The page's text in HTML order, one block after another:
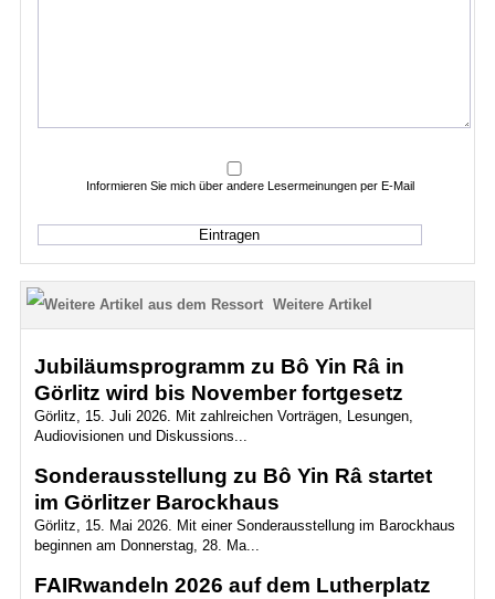
Informieren Sie mich über andere Lesermeinungen per E-Mail
Weitere Artikel
Jubiläumsprogramm zu Bô Yin Râ in
Görlitz wird bis November fortgesetz
Görlitz, 15. Juli 2026. Mit zahlreichen Vorträgen, Lesungen,
Audiovisionen und Diskussions...
Sonderausstellung zu Bô Yin Râ startet
im Görlitzer Barockhaus
Görlitz, 15. Mai 2026. Mit einer Sonderausstellung im Barockhaus
beginnen am Donnerstag, 28. Ma...
FAIRwandeln 2026 auf dem Lutherplatz